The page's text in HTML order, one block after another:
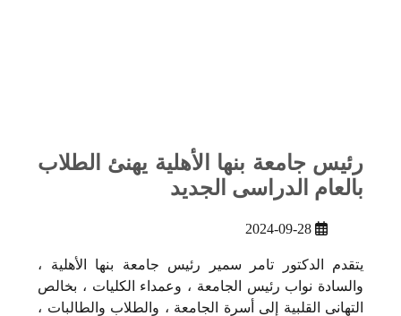
رئيس جامعة بنها الأهلية يهنئ الطلاب
بالعام الدراسى الجديد
2024-09-28
يتقدم الدكتور تامر سمير رئيس جامعة بنها الأهلية ،
والسادة نواب رئيس الجامعة ، وعمداء الكليات ، بخالص
التهانى القلبية إلى أسرة الجامعة ، والطلاب والطالبات ،